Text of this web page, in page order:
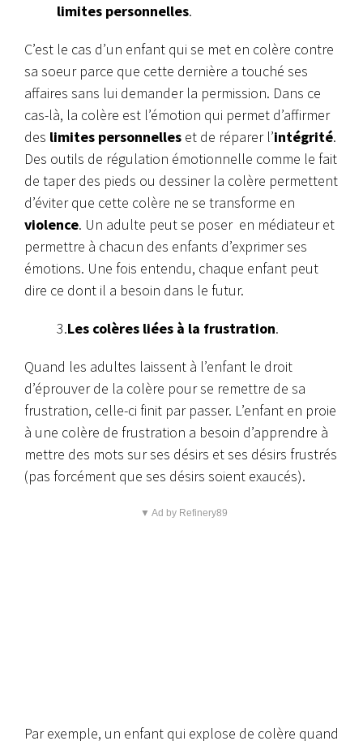
limites personnelles.
C’est le cas d’un enfant qui se met en colère contre
sa soeur parce que cette dernière a touché ses
affaires sans lui demander la permission. Dans ce
cas-là, la colère est l’émotion qui permet d’affirmer
des limites personnelles et de réparer l’intégrité.
Des outils de régulation émotionnelle comme le fait
de taper des pieds ou dessiner la colère permettent
d’éviter que cette colère ne se transforme en
violence. Un adulte peut se poser en médiateur et
permettre à chacun des enfants d’exprimer ses
émotions. Une fois entendu, chaque enfant peut
dire ce dont il a besoin dans le futur.
3.Les colères liées à la frustration.
Quand les adultes laissent à l’enfant le droit
d’éprouver de la colère pour se remettre de sa
frustration, celle-ci finit par passer. L’enfant en proie
à une colère de frustration a besoin d’apprendre à
mettre des mots sur ses désirs et ses désirs frustrés
(pas forcément que ses désirs soient exaucés).
▼ Ad by Refinery89
Par exemple, un enfant qui explose de colère quand